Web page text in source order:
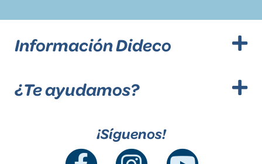
Información Dideco
¿Te ayudamos?
¡Síguenos!